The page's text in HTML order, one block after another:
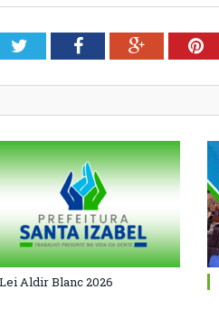
TwitterFacebookGoogle+
Lei Aldir Blanc 2026